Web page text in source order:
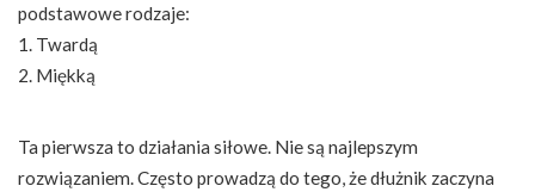
podstawowe rodzaje:
1. Twardą
2. Miękką
Ta pierwsza to działania siłowe. Nie są najlepszym
rozwiązaniem. Często prowadzą do tego, że dłużnik zaczyna